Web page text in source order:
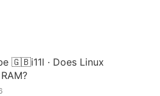
🇬🇧i11l · Does Linux